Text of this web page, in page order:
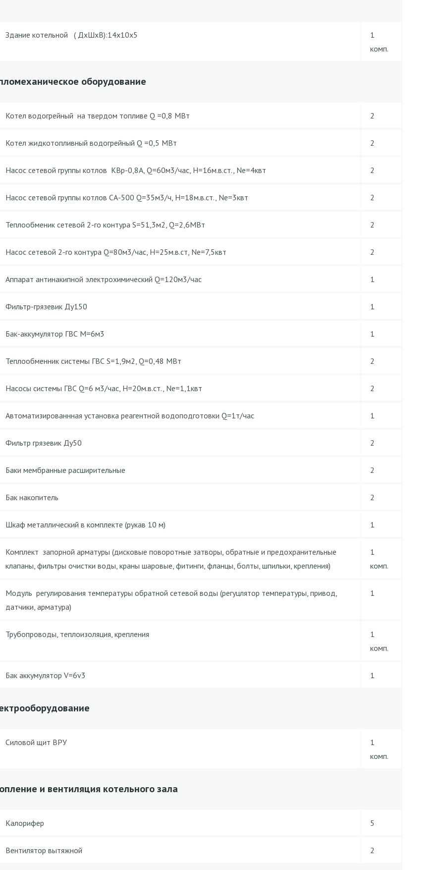
Здание котельной ( ДxШxВ):14x10x5
1
комп.
оборудование
Котел водогрейный на твердом топливе Q =0,8 МВт 2
Котел жидкотопливный водогрейный Q =0,5 МВт 2
Насос сетевой группы котлов КВр-0,8А, Q=60м3/час, Н=16м.в.ст., Ne=4квт 2
Насос сетевой группы котлов СА-500 Q=35м3/ч, Н=18м.в.ст., Ne=3квт 2
Теплообменик сетевой 2-го контура S=51,3м2, Q=2,6МВт 2
Насос сетевой 2-го контура Q=80м3/час, Н=25м.в.ст, Ne=7,5квт 2
Аппарат антинакипной электрохимический Q=120м3/час 1
Фильтр-грязевик Ду150 1
Бак-аккумулятор ГВС М=6м3 1
Теплообменник системы ГВС S=1,9м2, Q=0,48 МВт 2
Насосы системы ГВС Q=6 м3/час, Н=20м.в.ст., Ne=1,1квт 2
Автоматизированнная установка реагентной водоподготовки Q=1т/час 1
Фильтр грязевик Ду50 2
Баки мембранные расширительные 2
Бак накопитель 2
Шкаф металлический в комплекте (рукав 10 м) 1
Комплект запорной арматуры (дисковые поворотные затворы, обратные и предохранительные
клапаны, фильтры очистки воды, краны шаровые, фитинги, фланцы, болты, шпильки, крепления)
1
комп.
Модуль регулирования температуры обратной сетевой воды (регуцлятор температуры, привод,
датчики, арматура)
1
Трубопроводы, теплоизоляция, крепления
1
комп.
Бак аккумулятор V=6v3 1
Силовой щит ВРУ
1
комп.
и вентиляция котельного зала
Калорифер 5
Вентилятор вытяжной 2